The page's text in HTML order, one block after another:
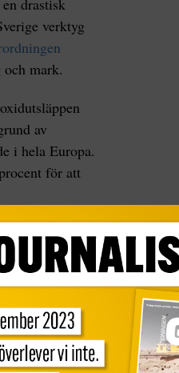
drastisk
verktyg
mark.
av
i hela Europa.
för att
brevtill EU att